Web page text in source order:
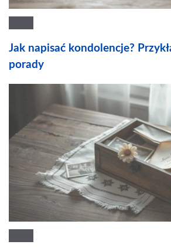
Jak napisać kondolencje?
porady